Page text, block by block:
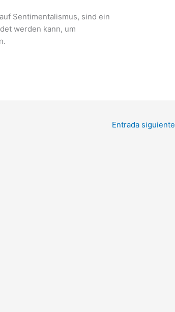
Sentimentalismus, sind ein
werden kann, um
Entrada siguiente